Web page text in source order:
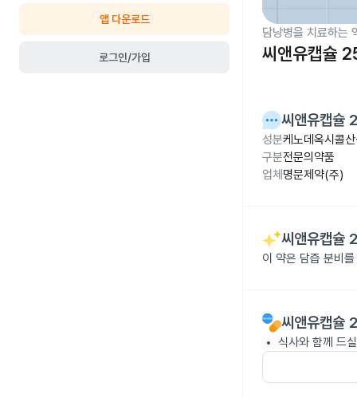
앱 다운로드
로그인/가입
담낭병을 치료하는
씨앤유캡슐
씨앤유캡
성분케노데옥시콜
구분전문의약품
업체 명문제약(주)
씨앤유캡
이 약은 담즙 분비
씨앤유캡
식사와 함께 드